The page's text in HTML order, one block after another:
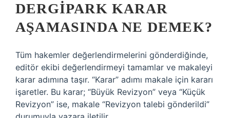
DERGIPARK KARAR
AŞAMASINDA NE DEMEK?
Tüm hakemler değerlendirmelerini gönderdiğinde,
editör ekibi değerlendirmeyi tamamlar ve makaleyi
karar adımına taşır. “Karar” adımı makale için kararı
işaretler. Bu karar; “Büyük Revizyon” veya “Küçük
Revizyon” ise, makale “Revizyon talebi gönderildi”